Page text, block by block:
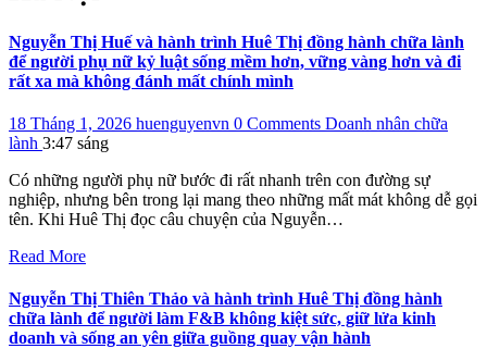
Nguyễn Thị Huế và hành trình Huê Thị đồng hành chữa lành
để người phụ nữ kỷ luật sống mềm hơn, vững vàng hơn và đi
rất xa mà không đánh mất chính mình
18 Tháng 1, 2026 huenguyenvn 0 Comments Doanh nhân chữa
lành 3:47 sáng
Có những người phụ nữ bước đi rất nhanh trên con đường sự
nghiệp, nhưng bên trong lại mang theo những mất mát không dễ gọi
tên. Khi Huê Thị đọc câu chuyện của Nguyễn…
Read More
Nguyễn Thị Thiên Thảo và hành trình Huê Thị đồng hành
chữa lành để người làm F&B không kiệt sức, giữ lửa kinh
doanh và sống an yên giữa guồng quay vận hành